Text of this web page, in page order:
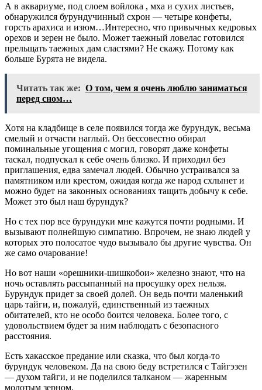
А в аквариуме, под слоем войлока , мха и сухих листьев,
обнаружился бурундучинный схрон — четыре конфеты,
горсть арахиса и изюм…Интересно, что привычных кедровых
орехов и зерен не было. Может таежный ловелас готовился
прельщать таежных дам сластями? Не скажу. Потому как
больше Бурята не видела.
Читать так же: О том, чем я очень люблю заниматься
перед сном…
Хотя на кладбище в селе появился тогда же бурундук, весьма
смелый и отчасти наглый. Он бессовестно обирал
поминальные угощения с могил, говорят даже конфеты
таскал, подпускал к себе очень близко. И приходил без
приглашения, едва замечал людей. Обычно устраивался за
памятником или крестом, ожидая когда же народ схлынет и
можно будет на законных основаниях тащить добычу к себе.
Может это был наш бурундук?
Но с тех пор все бурундуки мне кажутся почти родными. И
вызывают полнейшую симпатию. Впрочем, не знаю людей у
которых это полосатое чудо вызывало бы другие чувства. Он
же само очарование!
Но вот наши «орешники-шишкобои» железно знают, что на
ночь оставлять рассыпанный на просушку орех нельзя.
Бурундук придет за своей долей. Он ведь почти маленький
царь тайги, и, пожалуй, единственный из таежных
обитателей, кто не особо боится человека. Более того, с
удовольствием будет за ним наблюдать с безопасного
расстояния.
Есть хакасское предание или сказка, что был когда-то
бурундук человеком. Да на свою беду встретился с Тайгэзен
— духом тайги, и не поделился талканом — жаренным
молотым зерном.